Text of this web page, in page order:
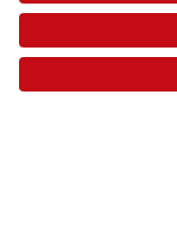
Als je een vraag hebt
[ma -